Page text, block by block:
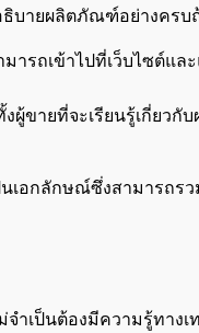
ธิบายผลิตภัณฑ์อย่างครบ
ารถเข้าไปที่เว็บไซต์แล
ผู้ขายที่จะเรียนรู้เกี่ยว
นเอกลักษณ์ซึ่งสามารถร
ำเป็นต้องมีความรู้ทาง